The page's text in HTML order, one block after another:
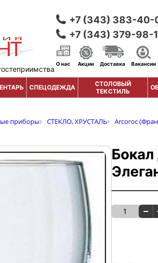
+7 (343) 383-40-
+7 (343) 379-98-
О нас Акции Доставка Вакансии
СПЕЦОДЕЖДА
СТОЛОВЫЙ
ТЕКСТИЛЬ
приборы СТЕКЛО, ХРУСТАЛЬ Arcoroc
1